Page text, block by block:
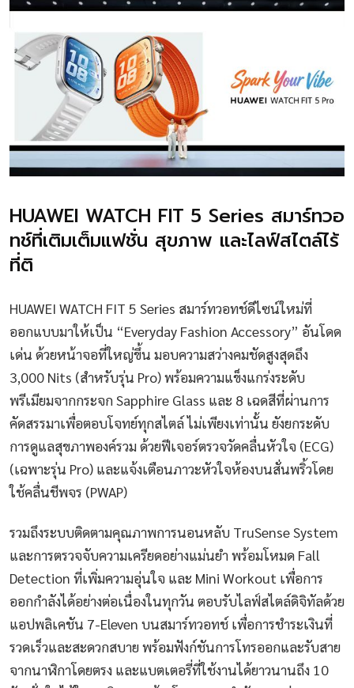
HUAWEI WATCH FIT 5 Series สมาร์ทวอ
ทช์ที่เติมเต็มแฟชั่น สุขภาพ และไลฟ์สไตล์ไร้
ที่ติ
HUAWEI WATCH FIT 5 Series สมาร์ทวอทช์ดีไซน์ใหม่ที่
ออกแบบมาให้เป็น “Everyday Fashion Accessory” อันโดด
เด่น ด้วยหน้าจอที่ใหญ่ขึ้น มอบความสว่างคมชัดสูงสุดถึง
3,000 Nits (สำหรับรุ่น Pro) พร้อมความแข็งแกร่งระดับ
พรีเมียมจากกระจก Sapphire Glass และ 8 เฉดสีที่ผ่านการ
คัดสรรมาเพื่อตอบโจทย์ทุกสไตล์ ไม่เพียงเท่านั้น ยังยกระดับ
การดูแลสุขภาพองค์รวม ด้วยฟีเจอร์ตรวจวัดคลื่นหัวใจ (ECG)
(เฉพาะรุ่น Pro) และแจ้งเตือนภาวะหัวใจห้องบนสั่นพริ้วโดย
ใช้คลื่นชีพจร (PWAP)
รวมถึงระบบติดตามคุณภาพการนอนหลับ TruSense System
และการตรวจจับความเครียดอย่างแม่นยำ พร้อมโหมด Fall
Detection ที่เพิ่มความอุ่นใจ และ Mini Workout เพื่อการ
ออกกำลังได้อย่างต่อเนื่องในทุกวัน ตอบรับไลฟ์สไตล์ดิจิทัลด้วย
แอปพลิเคชัน 7-Eleven บนสมาร์ทวอทช์ เพื่อการชำระเงินที่
รวดเร็วและสะดวกสบาย พร้อมฟังก์ชันการโทรออกและรับสาย
จากนาฬิกาโดยตรง และแบตเตอรี่ที่ใช้งานได้ยาวนานถึง 10